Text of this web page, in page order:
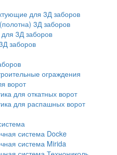
для 3Д заборов
3Д заборов
для 3Д заборов
заборов
ограждения
ворот
для откатных ворот
для распашных ворот
система Docke
система Mirida